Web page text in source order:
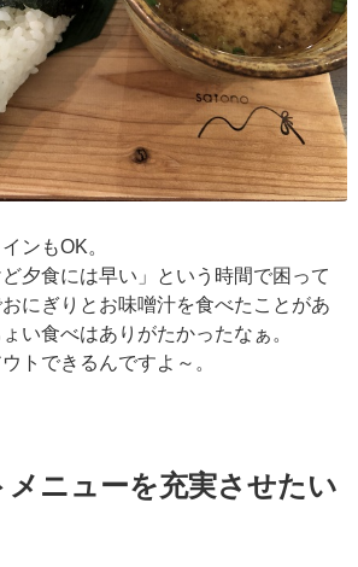
ンもOK。
ど夕食には早い」という時間で困って
にぎりとお味噌汁を食べたことがあ
い食べはありがたかったなぁ。
トできるんですよ～。
ニューを充実させたい